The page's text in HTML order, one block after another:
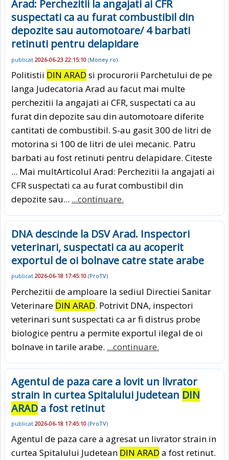
Arad: Perchezitii la angajati ai CFR
suspectati ca au furat combustibil din
depozite sau automotoare/ 4 barbati
retinuti pentru delapidare
publicat 2026-06-23 22:15:10 (Money.ro)
Politistii DIN ARAD si procurorii Parchetului de pe
langa Judecatoria Arad au facut mai multe
perchezitii la angajati ai CFR, suspectati ca au
furat din depozite sau din automotoare diferite
cantitati de combustibil. S-au gasit 300 de litri de
motorina si 100 de litri de ulei mecanic. Patru
barbati au fost retinuti pentru delapidare. Citeste
... Mai multArticolul Arad: Perchezitii la angajati ai
CFR suspectati ca au furat combustibil din
depozite sau... ...continuare.
DNA descinde la DSV Arad. Inspectori
veterinari, suspectati ca au acoperit
exportul de oi bolnave catre state arabe
publicat 2026-06-18 17:45:10 (ProTV)
Perchezitii de amploare la sediul Directiei Sanitar
Veterinare DIN ARAD. Potrivit DNA, inspectori
veterinari sunt suspectati ca ar fi distrus probe
biologice pentru a permite exportul ilegal de oi
bolnave in tarile arabe. ...continuare.
Agentul de paza care a lovit un livrator
strain in curtea Spitalului Judetean DIN
ARAD a fost retinut
publicat 2026-06-18 17:45:10 (ProTV)
Agentul de paza care a agresat un livrator strain in
curtea Spitalului Judetean DIN ARAD a fost retinut.